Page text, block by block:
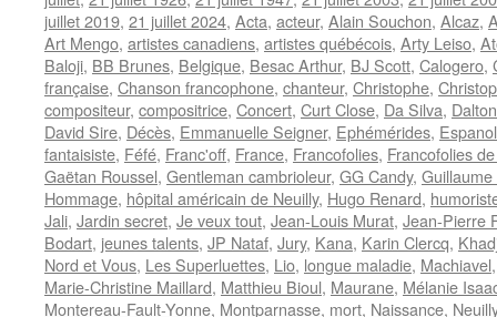
juillet 2019, 21 juillet 2024, Acta, acteur, Alain Souchon, Alcaz,
Art Mengo, artistes canadiens, artistes québécois, Arty Leiso,
Baloji, BB Brunes, Belgique, Besac Arthur, BJ Scott, Calogero,
française, Chanson francophone, chanteur, Christophe,
compositeur, compositrice, Concert, Curt Close, Da Silva,
David Sire, Décès, Emmanuelle Seigner, Ephémérides,
fantaisiste, Féfé, Franc'off, France, Francofolies, Francofolies
Gaëtan Roussel, Gentleman cambrioleur, GG Candy,
Hommage, hôpital américain de Neuilly, Hugo Renard,
Jali, Jardin secret, Je veux tout, Jean-Louis Murat, Jean-Pierre
Bodart, jeunes talents, JP Nataf, Jury, Kana, Karin Clercq,
Nord et Vous, Les Superluettes, Lio, longue maladie, Machiavel
Marie-Christine Maillard, Matthieu Bioul, Maurane, Mélanie
Montereau-Fault-Yonne, Montparnasse, mort, Naissance,